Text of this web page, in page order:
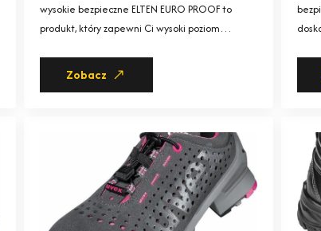
wysokie bezpieczne ELTEN EURO PROOF to
produkt, który zapewni Ci wysoki poziom…
Zobacz